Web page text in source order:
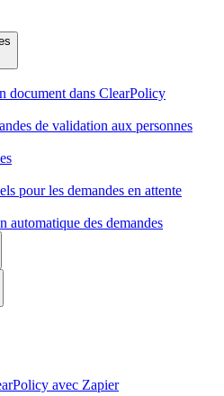
document dans ClearPolicy
de validation aux personnes
pour les demandes en attente
automatique des demandes
avec Zapier